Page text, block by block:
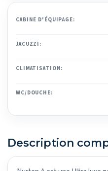
CABINE D'ÉQUIPAGE:
JACUZZI:
CLIMATISATION:
WC/DOUCHE:
Description